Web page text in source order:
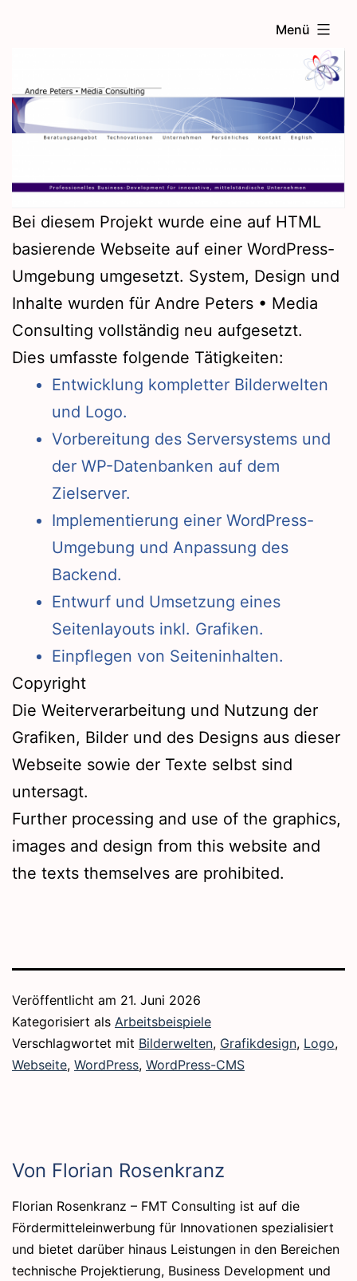
Menü
Bei diesem Projekt wurde eine auf HTML
basierende Webseite auf einer WordPress-
Umgebung umgesetzt. System, Design und
Inhalte wurden für Andre Peters • Media
Consulting vollständig neu aufgesetzt.
Dies umfasste folgende Tätigkeiten:
Entwicklung kompletter Bilderwelten
und Logo.
Vorbereitung des Serversystems und
der WP-Datenbanken auf dem
Zielserver.
Implementierung einer WordPress-
Umgebung und Anpassung des
Backend.
Entwurf und Umsetzung eines
Seitenlayouts inkl. Grafiken.
Einpflegen von Seiteninhalten.
Copyright
Die Weiterverarbeitung und Nutzung der
Grafiken, Bilder und des Designs aus dieser
Webseite sowie der Texte selbst sind
untersagt.
Further processing and use of the graphics,
images and design from this website and
the texts themselves are prohibited.
Veröffentlicht am 21. Juni 2026
Kategorisiert als Arbeitsbeispiele
Verschlagwortet mit Bilderwelten, Grafikdesign, Logo,
Webseite, WordPress, WordPress-CMS
Von Florian Rosenkranz
Florian Rosenkranz – FMT Consulting ist auf die
Fördermitteleinwerbung für Innovationen spezialisiert
und bietet darüber hinaus Leistungen in den Bereichen
technische Projektierung, Business Development und